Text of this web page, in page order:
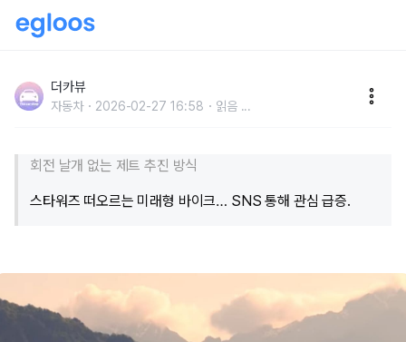
오토바이 의심했지만 영상까지 공개
더카뷰
자동차 2026-02-27 16:58 읽음 ...
회전 날개 없는 제트 추진 방식
스타워즈 떠오르는 미래형 바이크… SNS 통해 관심 급증.